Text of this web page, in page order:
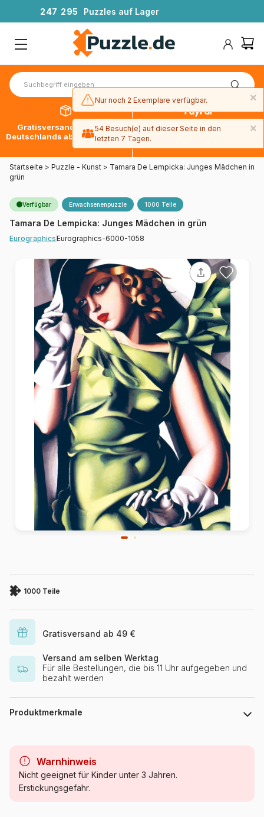
247 295 Puzzles auf Lager
Gratisversand innerhalb
Deutschlands ab 49 € mit DPD
30 Tage später bezahlen
Startseite > Puzzle - Kunst > Tamara De Lempicka: Junges Mädchen in
grün
Verfügbar Erwachsenenpuzzle 1000 Teile
Tamara De Lempicka: Junges Mädchen in grün
EurographicsEurographics-6000-1058
1000 Teile
Gratisversand ab 49 €
Versand am selben Werktag
Für alle Bestellungen, die bis 11 Uhr aufgegeben und
bezahlt werden
Produktmerkmale
Kategorie Puzzle - Kunst
Warnhinweis
Nicht geeignet für Kinder unter 3 Jahren.
Erstickungsgefahr.
×
Nur noch 2 Exemplare verfügbar.
×
54 Besuch(e) auf dieser Seite in den
letzten 7 Tagen.